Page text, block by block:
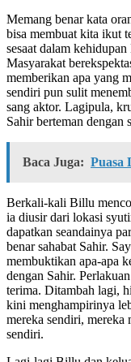
Memang benar kata
bisa membuat kita ikut
sesaat dalam
Masyarakat
memberikan apa yang
sendiri pun sulit
sang aktor. Lagipula,
Sahir berteman dengan
Baca Juga: Puasa
Berkali-kali Billu
ia diusir dari lokasi
dapatkan seandainya
benar sahabat Sahir.
membuktikan apa-apa
dengan Sahir.
terima. Ditambah lagi,
kini menghampirinya
mereka sendiri, mereka
sendiri.